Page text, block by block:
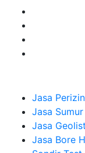
Jasa
Jasa
Jasa
Jasa Bore